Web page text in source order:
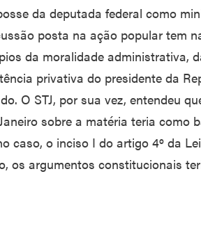
da deputada federal como
posta na ação popular tem
da moralidade administrativa,
privativa do presidente da
O STJ, por sua vez, entendeu
sobre a matéria teria como
caso, o inciso I do artigo 4º da
os argumentos constitucionais